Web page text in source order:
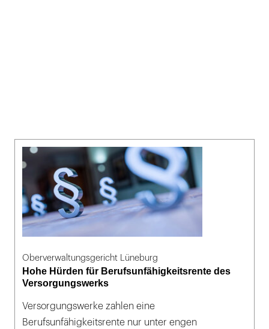
Oberverwaltungsgericht Lüneburg
Hohe Hürden für Berufsunfähigkeitsrente des
Versorgungswerks
Versorgungswerke zahlen eine
Berufsunfähigkeitsrente nur unter engen